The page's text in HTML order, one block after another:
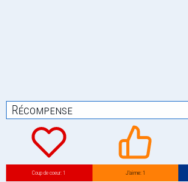
Récompense
Coup de coeur: 1 J’aime: 1